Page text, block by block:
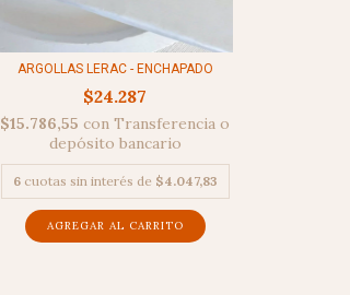
ARGOLLAS LERAC - ENCHAPADO
$24.287
$15.786,55con Transferencia o
depósito bancario
6 cuotas sin interés de $4.047,83